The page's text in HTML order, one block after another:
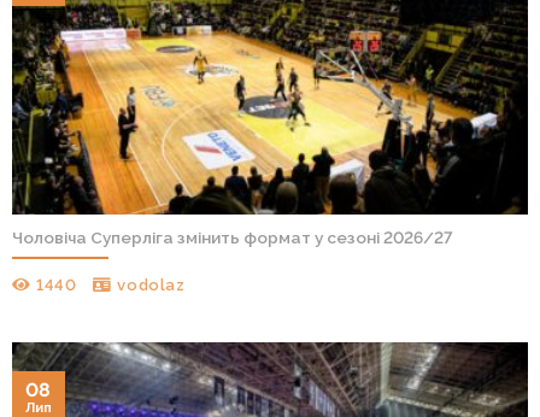
Чоловіча Суперліга змінить формат у сезоні 2026/27
1440 vodolaz
08
Лип